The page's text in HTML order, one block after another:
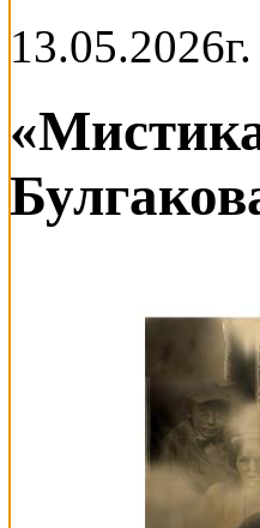
13.05.2026г.